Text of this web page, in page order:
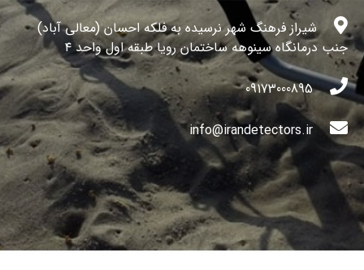
شیراز فرهنگ شهر نرسیده به فلکه احسان (معالی آباد)
جنب درمانگاه سینوهه ساختمان رویا طبقه اول واحد ۴
09173000895
info@irandetectors.ir